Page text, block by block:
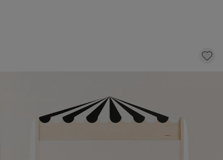
BOIS | «THÉÂTRE DU SOLEIL» | 7
ACCESSOIRES INCLUS